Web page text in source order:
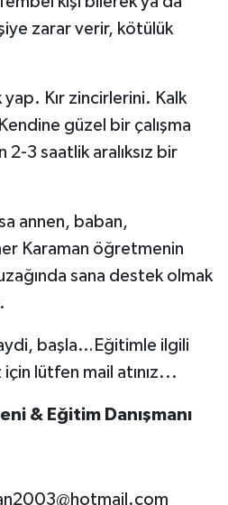
zarar verir, kötülük
Kır zincirlerini. Kalk
güzel bir çalışma
3 saatlik aralıksız bir
annen, baban,
Karaman öğretmenin
sana destek olmak
başla…Eğitimle ilgili
için lütfen mail atınız...
& Eğitim Danışmanı